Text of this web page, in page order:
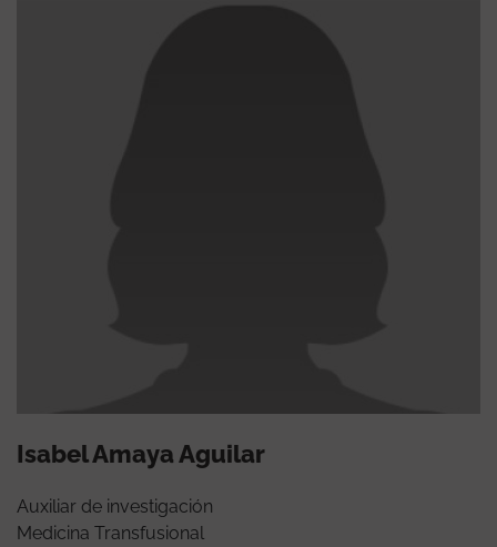
Isabel Amaya Aguilar
Auxiliar de investigación
Medicina Transfusional